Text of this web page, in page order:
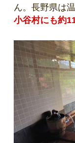
ん。長野県は
小谷村にも約